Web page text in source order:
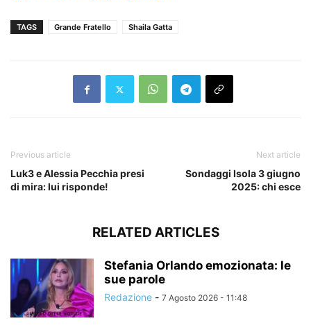
TAGS Grande Fratello Shaila Gatta
Previous article
Luk3 e Alessia Pecchia presi
di mira: lui risponde!
Next article
Sondaggi Isola 3 giugno
2025: chi esce
RELATED ARTICLES
Stefania Orlando emozionata: le
sue parole
Redazione - 7 Agosto 2026 - 11:48